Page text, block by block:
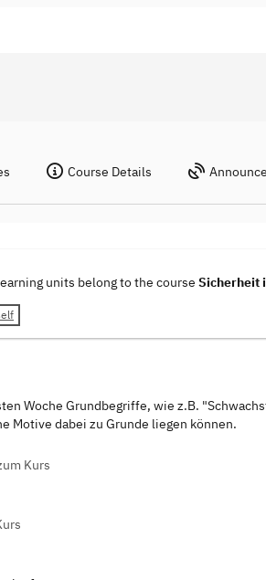
Course Details
units belong to the course Sicherheit
Woche Grundbegriffe, wie z.B.
Motive dabei zu Grunde liegen können.
Kurs